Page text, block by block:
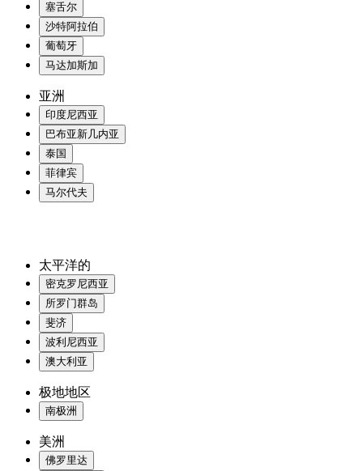
塞舌尔
沙特阿拉伯
葡萄牙
马达加斯加
亚洲
印度尼西亚
巴布亚新几内亚
泰国
菲律宾
马尔代夫
太平洋的
密克罗尼西亚
所罗门群岛
斐济
波利尼西亚
澳大利亚
极地地区
南极洲
美洲
佛罗里达